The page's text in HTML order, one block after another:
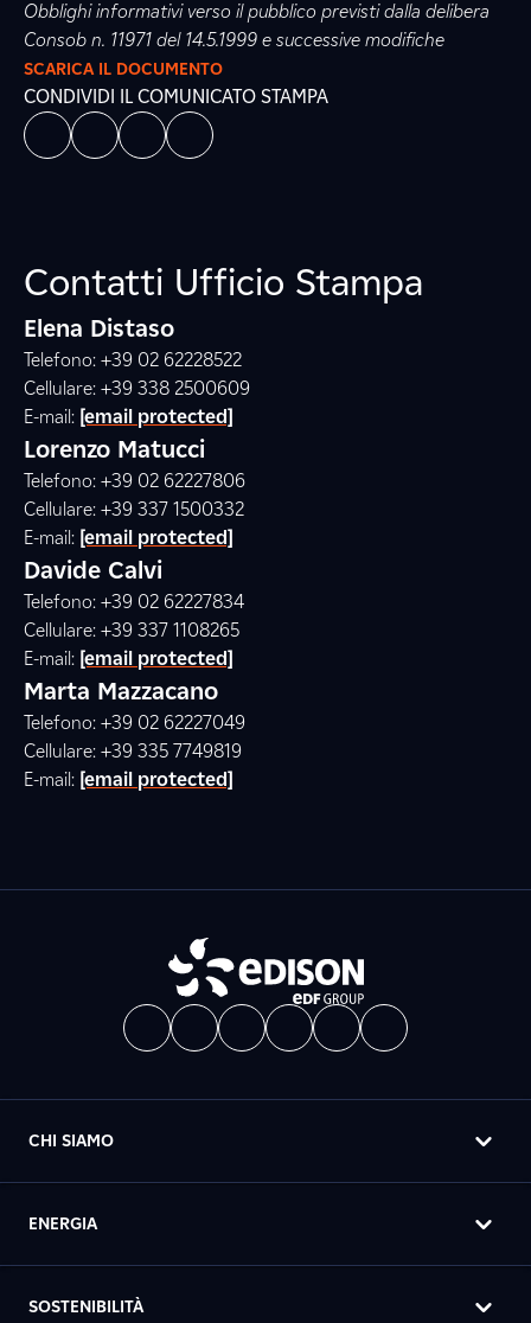
Obblighi informativi verso il pubblico previsti dalla delibera
Consob n. 11971 del 14.5.1999 e successive modifiche
SCARICA IL DOCUMENTO
CONDIVIDI IL COMUNICATO STAMPA
Contatti Ufficio Stampa
Elena Distaso
Telefono: +39 02 62228522
Cellulare: +39 338 2500609
E-mail: [email protected]
Lorenzo Matucci
Telefono: +39 02 62227806
Cellulare: +39 337 1500332
E-mail: [email protected]
Davide Calvi
Telefono: +39 02 62227834
Cellulare: +39 337 1108265
E-mail: [email protected]
Marta Mazzacano
Telefono: +39 02 62227049
Cellulare: +39 335 7749819
E-mail: [email protected]
CHI SIAMO
ENERGIA
SOSTENIBILITÀ